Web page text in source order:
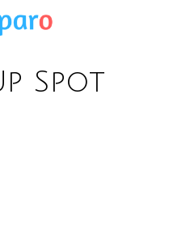
Spot